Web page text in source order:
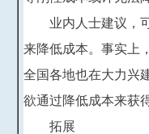
业内人士建议，可
来降低成本。事实上
全国各地也在大力兴
欲通过降低成本来获
拓展